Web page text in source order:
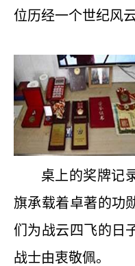
位历经一个世纪风
桌上的奖牌记
旗承载着卓著的功
们为战云四飞的日
战士由衷敬佩。